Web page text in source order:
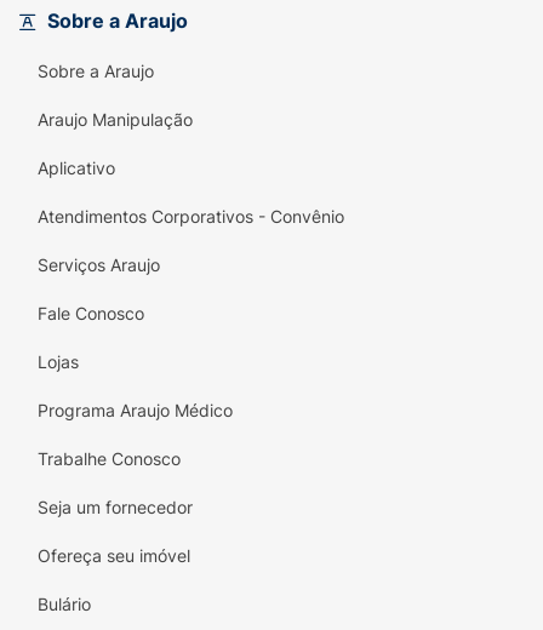
Sobre a Araujo
Sobre a Araujo
Araujo Manipulação
Aplicativo
Atendimentos Corporativos - Convênio
Serviços Araujo
Fale Conosco
Lojas
Programa Araujo Médico
Trabalhe Conosco
Seja um fornecedor
Ofereça seu imóvel
Bulário